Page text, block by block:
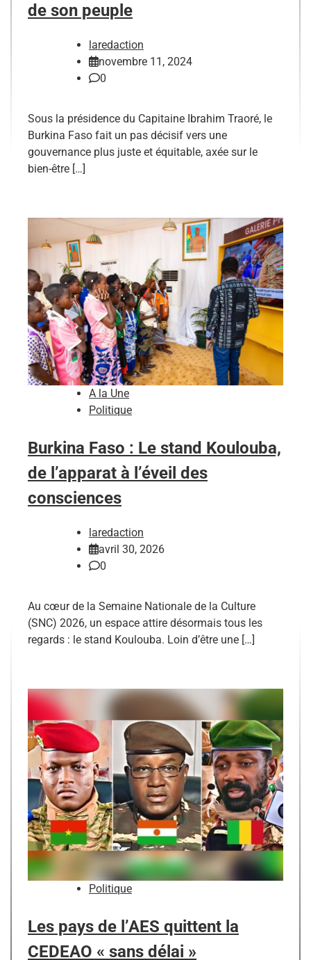
de son peuple
laredaction
novembre 11, 2024
0
Sous la présidence du Capitaine Ibrahim Traoré, le
Burkina Faso fait un pas décisif vers une
gouvernance plus juste et équitable, axée sur le
bien-être […]
A la Une
Politique
Burkina Faso : Le stand Koulouba,
de l’apparat à l’éveil des
consciences
laredaction
avril 30, 2026
0
Au cœur de la Semaine Nationale de la Culture
(SNC) 2026, un espace attire désormais tous les
regards : le stand Koulouba. Loin d’être une […]
Politique
Les pays de l’AES quittent la
CEDEAO « sans délai »